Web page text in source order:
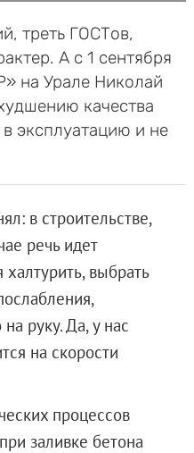
треть ГОСТов,
А с 1 сентября
на Урале Николай
качества
эксплуатацию и не
в строительстве,
речь идет
выбрать
руку. Да, у нас
на скорости
процессов
заливке бетона